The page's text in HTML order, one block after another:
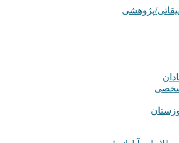
پژوهشی
شخصی